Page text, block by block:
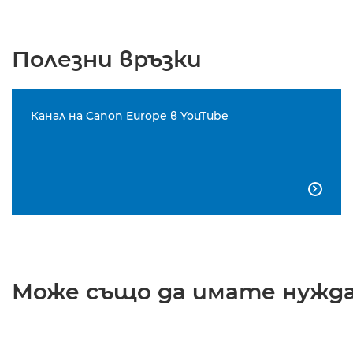
Полезни връзки
Канал на Canon Europe в YouTube

Може също да имате